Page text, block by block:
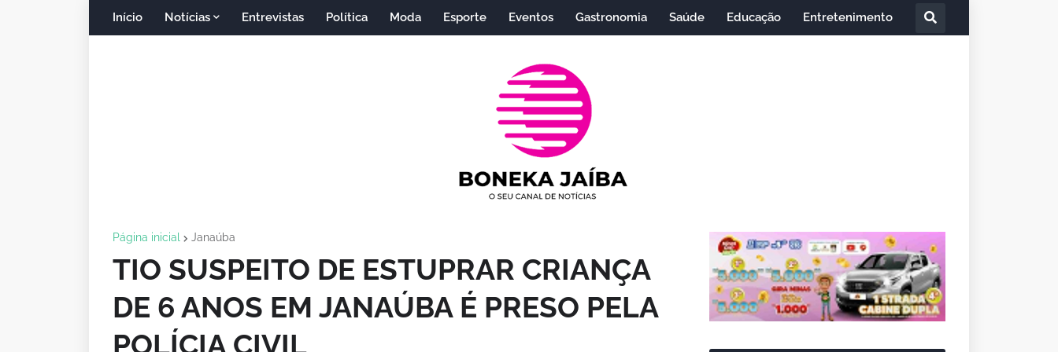
Início Notícias Entrevistas Política Moda Esporte Eventos Gastronomia Saúde Educação Entretenimento
Página inicial Janaúba
TIO SUSPEITO DE ESTUPRAR CRIANÇA
DE 6 ANOS EM JANAÚBA É PRESO PELA
POLÍCIA CIVIL